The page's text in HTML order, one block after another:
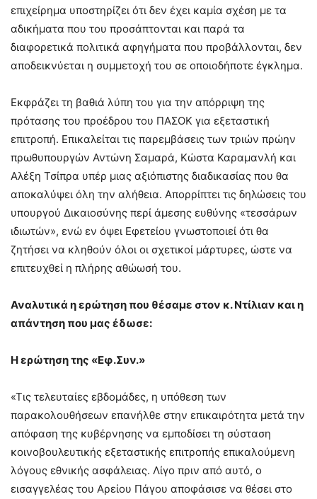
επιχείρημα υποστηρίζει ότι δεν έχει καμία σχέση με τα
αδικήματα που του προσάπτονται και παρά τα
διαφορετικά πολιτικά αφηγήματα που προβάλλονται, δεν
αποδεικνύεται η συμμετοχή του σε οποιοδήποτε έγκλημα.
Εκφράζει τη βαθιά λύπη του για την απόρριψη της
πρότασης του προέδρου του ΠΑΣΟΚ για εξεταστική
επιτροπή. Επικαλείται τις παρεμβάσεις των τριών πρώην
πρωθυπουργών Αντώνη Σαμαρά, Κώστα Καραμανλή και
Αλέξη Τσίπρα υπέρ μιας αξιόπιστης διαδικασίας που θα
αποκαλύψει όλη την αλήθεια. Απορρίπτει τις δηλώσεις του
υπουργού Δικαιοσύνης περί άμεσης ευθύνης «τεσσάρων
ιδιωτών», ενώ εν όψει Εφετείου γνωστοποιεί ότι θα
ζητήσει να κληθούν όλοι οι σχετικοί μάρτυρες, ώστε να
επιτευχθεί η πλήρης αθώωσή του.
Αναλυτικά η ερώτηση που θέσαμε στον κ. Ντίλιαν και η
απάντηση που μας έδωσε:
Η ερώτηση της «Εφ.Συν.»
«Τις τελευταίες εβδομάδες, η υπόθεση των
παρακολουθήσεων επανήλθε στην επικαιρότητα μετά την
απόφαση της κυβέρνησης να εμποδίσει τη σύσταση
κοινοβουλευτικής εξεταστικής επιτροπής επικαλούμενη
λόγους εθνικής ασφάλειας. Λίγο πριν από αυτό, ο
εισαγγελέας του Αρείου Πάγου αποφάσισε να θέσει στο